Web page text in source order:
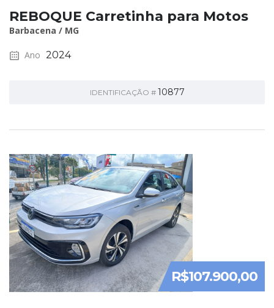
REBOQUE Carretinha para Motos
Barbacena / MG
Ano 2024
IDENTIFICAÇÃO # 10877
R$107.900,00